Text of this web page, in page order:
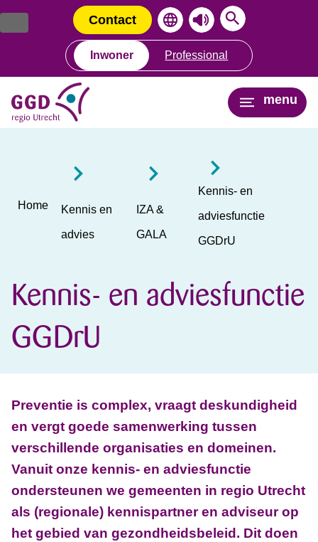
naar
de
naar
de
Contact
Inwoner Professional
menu
Home Kennis en
advies
IZA &
GALA
Kennis- en
adviesfunctie
GGDrU
Kennis- en adviesfunctie
GGDrU
Preventie is complex, vraagt deskundigheid
en vergt goede samenwerking tussen
verschillende organisaties en domeinen.
Vanuit onze kennis- en adviesfunctie
ondersteunen we gemeenten in regio Utrecht
als (regionale) kennispartner en adviseur op
het gebied van gezondheidsbeleid. Dit doen